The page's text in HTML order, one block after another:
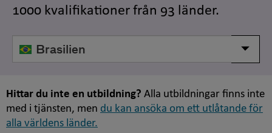
1000 kvalifikationer från 93 länder.
land
Visa/
Hittar du inte en utbildning? Alla utbildningar finns inte
med i tjänsten, men du kan ansöka om ett utlåtande för
alla världens länder.